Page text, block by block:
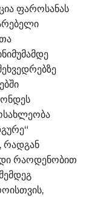
ფაროსანას
რადგან
რაოდენობით